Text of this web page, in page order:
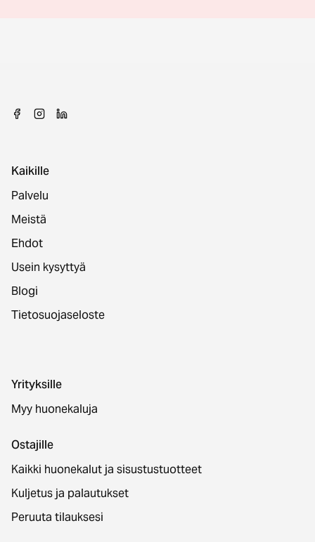
Kaikille
Palvelu
Meistä
Ehdot
Usein kysyttyä
Blogi
Tietosuojaseloste
Yrityksille
Myy huonekaluja
Ostajille
Kaikki huonekalut ja sisustustuotteet
Kuljetus ja palautukset
Peruuta tilauksesi